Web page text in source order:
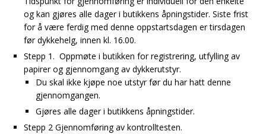
og kan gjøres alle dager i butikkens åpningstider. Siste frist
for å være ferdig med denne oppstartsdagen er tirsdagen
før dykkehelg, innen kl. 16.00.
Stepp 1. Oppmøte i butikken for registrering, utfylling av
papirer og gjennomgang av dykkerutstyr.
Du skal ikke kjøpe noe utstyr før du har hatt denne
gjennomgangen.
Gjøres alle dager i butikkens åpningstider.
Stepp 2 Gjennomføring av kontrolltesten.